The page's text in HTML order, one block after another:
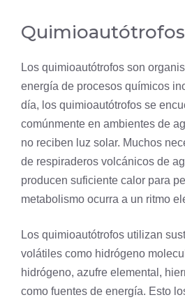
Quimioautótrofos
Los quimioautótrofos son
energía de procesos químicos
día, los quimioautótrofos se
comúnmente en ambientes de
no reciben luz solar. Muchos
de respiraderos volcánicos de
producen suficiente calor para
metabolismo ocurra a un ritmo
Los quimioautótrofos utilizan
volátiles como hidrógeno
hidrógeno, azufre elemental,
como fuentes de energía. Esto